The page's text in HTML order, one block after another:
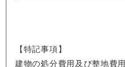
【特記事項】
建物の処分費用及び整地費